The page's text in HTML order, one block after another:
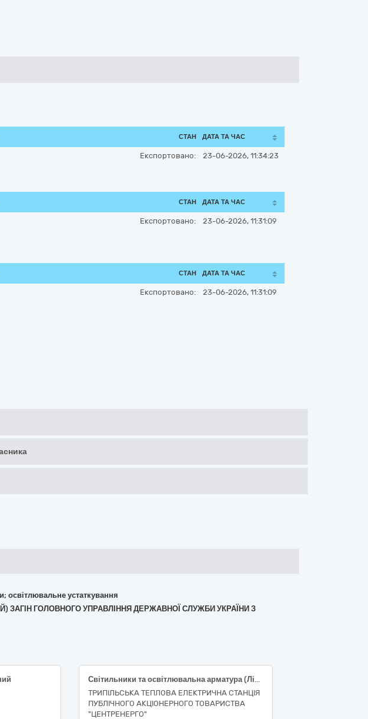
СТАН ДАТА ТА ЧАС
Експортовано: 23-06-2026, 11:34:23
СТАН ДАТА ТА ЧАС
Експортовано: 23-06-2026, 11:31:09
СТАН ДАТА ТА ЧАС
Експортовано: 23-06-2026, 11:31:09
освітлювальне устаткування
ЗАГІН ГОЛОВНОГО УПРАВЛІННЯ ДЕРЖАВНОЇ СЛУЖБИ УКРАЇНИ З
Світильники та освітлювальна арматура (Ліхтарі)
ТРИПІЛЬСЬКА ТЕПЛОВА ЕЛЕКТРИЧНА СТАНЦІЯ
ПУБЛІЧНОГО АКЦІОНЕРНОГО ТОВАРИСТВА
"ЦЕНТРЕНЕРГО"